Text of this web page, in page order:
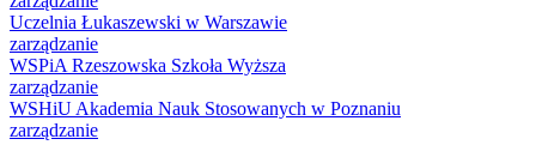
Uczelnia Łukaszewski w Warszawie
zarządzanie
WSPiA Rzeszowska Szkoła Wyższa
zarządzanie
WSHiU Akademia Nauk Stosowanych w Poznaniu
zarządzanie